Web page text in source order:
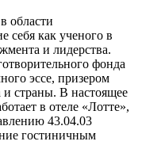
области
себя как ученого в
и лидерства.
фонда
эссе, призером
страны. В настоящее
в отеле «Лотте»,
43.04.03
гостиничным